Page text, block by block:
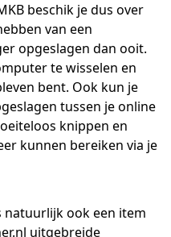
beschik je dus over
van een
opgeslagen dan ooit.
te wisselen en
bent. Ook kun je
tussen je online
knippen en
kunnen bereiken via je
natuurlijk ook een item
uitgebreide